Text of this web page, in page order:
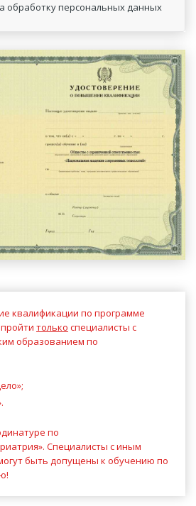
обработку персональных данных
квалификации по программе
только специалисты с
образованием по
по
. Специалисты с иным
быть допущены к обучению по